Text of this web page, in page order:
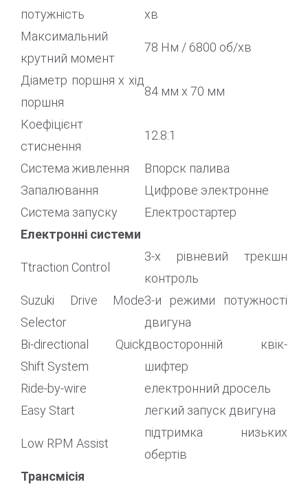
потужність
хв
Максимальний
крутний момент
78 Нм / 6800 об/хв
Діаметр поршня х хід
поршня
84 мм x 70 мм
Коефіцієнт
стиснення
12.8:1
Система живлення
Впорск палива
Запалювання
Цифрове электронне
Система запуску
Електростартер
Електронні системи
Ttraction Control
3-х рівневий трекшн
контроль
Suzuki Drive Mode
Selector
3-и режими потужності
двигуна
Bi-directional Quick
Shift System
двосторонній квік-
шифтер
Ride-by-wire
електронний дросель
Easy Start
легкий запуск двигуна
Low RPM Assist
підтримка низьких
обертів
Трансмісія